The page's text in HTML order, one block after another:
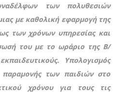
των πολυθεσιών
με καθολική εφαρμογή της
των χρόνων υπηρεσίας και
του με το ωράριο της Β/
Υπολογισμός
των παιδιών στο
χρόνου για τους τις